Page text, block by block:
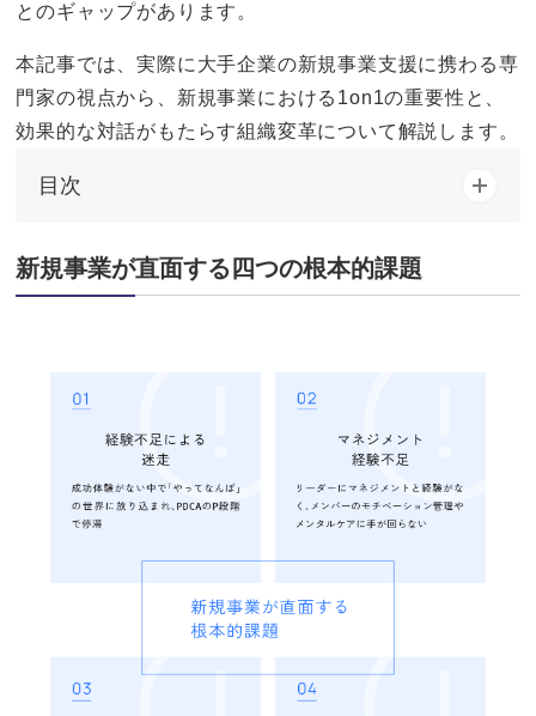
とのギャップがあります。
本記事では、実際に大手企業の新規事業支援に携わる専
門家の視点から、新規事業における1on1の重要性と、
効果的な対話がもたらす組織変革について解説します。
目次
新規事業が直面する四つの根本的課題